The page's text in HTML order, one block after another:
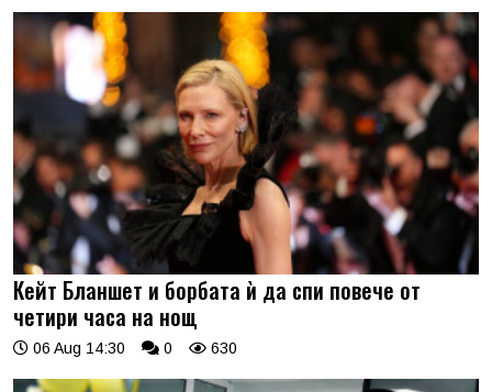
Кейт Бланшет и борбата ѝ да спи повече от
четири часа на нощ
06 Aug 14:30 0 630